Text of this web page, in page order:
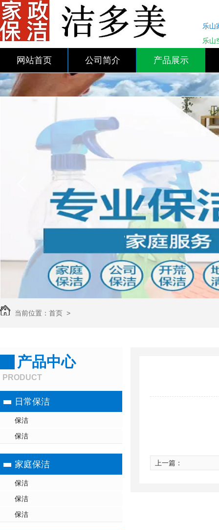
乐山
乐山
网站首页 公司简介 产品展示
当前位置： 首页 >
产品中心
PRODUCT
日常保洁
保洁
保洁
家庭保洁
保洁
保洁
保洁
上一篇：